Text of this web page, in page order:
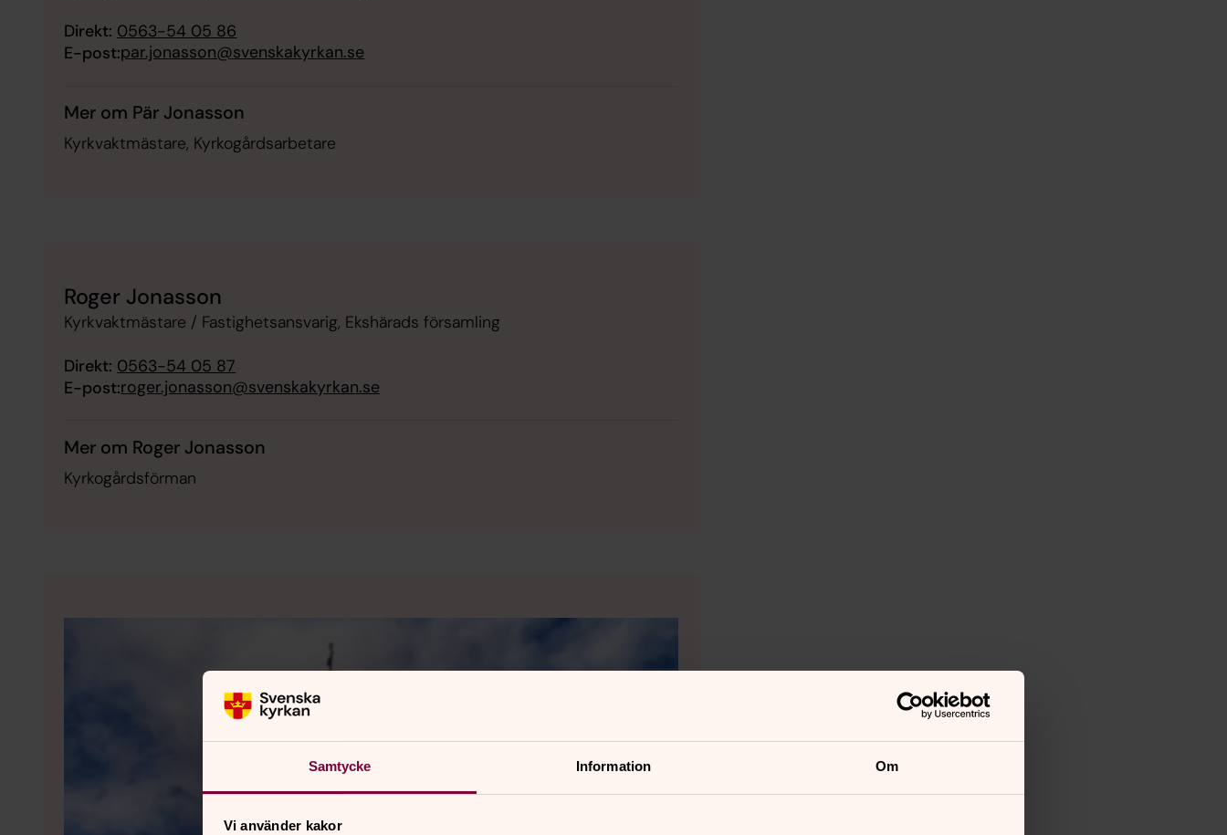
Samtycke Information Om
Vi använder kakor
Direkt: 0563-54 05 86
E-post:par.jonasson@svenskakyrkan.se
Mer om Pär Jonasson
Kyrkvaktmästare, Kyrkogårdsarbetare
Roger Jonasson
Kyrkvaktmästare / Fastighetsansvarig, Ekshärads församling
Direkt: 0563-54 05 87
E-post:roger.jonasson@svenskakyrkan.se
Mer om Roger Jonasson
Kyrkogårdsförman